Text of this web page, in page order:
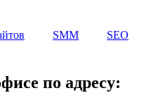
SMM SEO
по адресу: